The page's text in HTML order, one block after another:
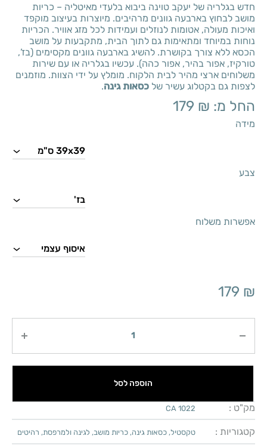
חדש בגלריה של יעקב טוינה ביבוא בלעדי מאיטליה – כריות
מושב לבחוץ בארבעה גוונים מרהיבים. מיוצרות בעיצוב מוקפד
ואיכות מעולה, אטומות לנוזלים ועמידות לכל מזג אוויר. הכריות
נוחות במיוחד ומתאימות גם לתוך הבית, מתקבעות על מושב
הכסא ללא צורך בקושרת. להשיג בארבעה גוונים מקסימים (בז’,
טורקיז, אפור בהיר, אפור כהה). עכשיו בגלריה או עם שירות
משלוחים ארצי מהיר לבית הלקוח. מומלץ על ידי הצוות. מוזמנים
לצפות גם בקטלוג עשיר של כסאות גינה.
החל מ: 179 ₪
מידה
צבע
אפשרות משלוח
179 ₪
הוספה לסל
מק"ט : CA 1022
קטגוריות : טקסטיל, כסאות גינה, כריות מושב, לגינה ולמרפסת, רהיטים